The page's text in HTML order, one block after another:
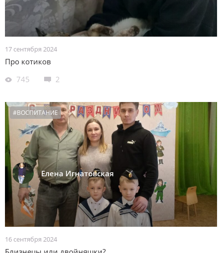
17 сентября 2024
Про котиков
745
2
Елена Игнатовская
#ВОСПИТАНИЕ
16 сентября 2024